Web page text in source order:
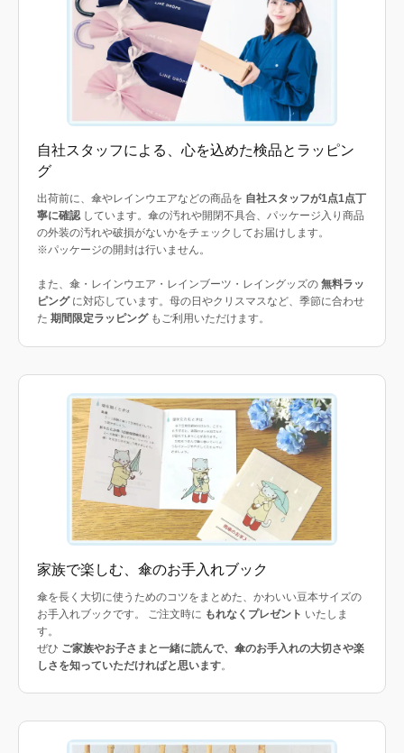
自社スタッフによる、心を込めた検品とラッピン
グ
出荷前に、傘やレインウエアなどの商品を 自社スタッフが1点1点丁
寧に確認しています。傘の汚れや開閉不具合、パッケージ入り商品
の外装の汚れや破損がないかをチェックしてお届けします。
※パッケージの開封は行いません。
また、傘・レインウエア・レインブーツ・レイングッズの 無料ラッ
ピングに対応しています。母の日やクリスマスなど、季節に合わせ
た 期間限定ラッピングもご利用いただけます。
家族で楽しむ、傘のお手入れブック
傘を長く大切に使うためのコツをまとめた、かわいい豆本サイズの
お手入れブックです。 ご注文時に もれなくプレゼント いたしま
す。
ぜひ ご家族やお子さまと一緒に読んで、傘のお手入れの大切さや楽
しさを知っていただければと思います。